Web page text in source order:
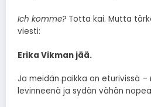
Ich komme? Totta kai. Mutta
viesti:
Erika Vikman jää.
Ja meidän paikka on eturivissä –
levinneenä ja sydän vähän